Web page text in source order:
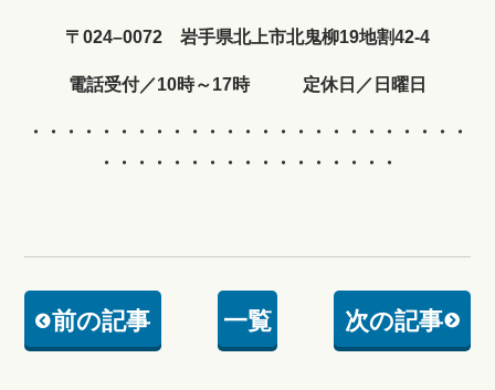
〒024–0072 岩手県北上市北鬼柳19地割42-4
電話受付／10時～17時 定休日／日曜日
・・・・・・・・・・・・
・・・・・・・・・・・・・
・・・・・・・・・・・・・・・・・
前の記事 一覧 次の記事